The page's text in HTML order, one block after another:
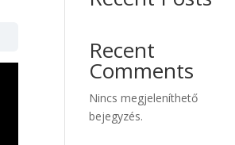
Recent
Comments
Nincs megjeleníthető
bejegyzés.